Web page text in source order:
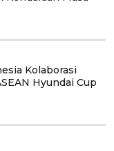
Kolaborasi
Hyundai Cup